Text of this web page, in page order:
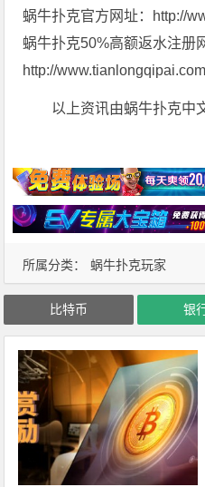
所属分类： 蜗牛扑克玩家
蜗牛扑克官方网址：http://
蜗牛扑克50%高额返水注册
http://www.tianlongqipai.com
以上资讯由蜗牛扑克中
比特币 银